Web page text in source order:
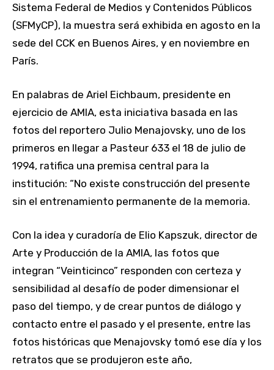
Sistema Federal de Medios y Contenidos Públicos
(SFMyCP), la muestra será exhibida en agosto en la
sede del CCK en Buenos Aires, y en noviembre en
París.
En palabras de Ariel Eichbaum, presidente en
ejercicio de AMIA, esta iniciativa basada en las
fotos del reportero Julio Menajovsky, uno de los
primeros en llegar a Pasteur 633 el 18 de julio de
1994, ratifica una premisa central para la
institución: “No existe construcción del presente
sin el entrenamiento permanente de la memoria.
Con la idea y curadoría de Elio Kapszuk, director de
Arte y Producción de la AMIA, las fotos que
integran “Veinticinco” responden con certeza y
sensibilidad al desafío de poder dimensionar el
paso del tiempo, y de crear puntos de diálogo y
contacto entre el pasado y el presente, entre las
fotos históricas que Menajovsky tomó ese día y los
retratos que se produjeron este año,